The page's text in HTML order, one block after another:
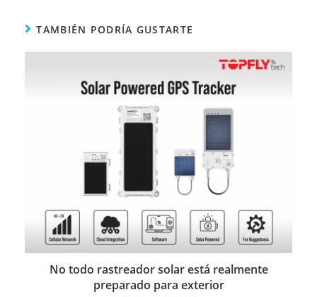
TAMBIÉN PODRÍA GUSTARTE
No todo rastreador solar está realmente
preparado para exterior